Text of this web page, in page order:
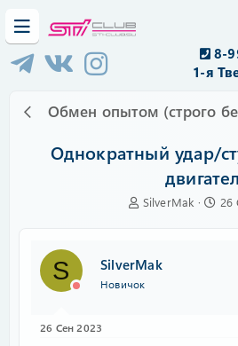
8-
1-я
Обмен опытом (строго
Однократный удар/
А
р
т
SilverMak
Д
26
S SilverMak
Новичок
26 Сен 2023